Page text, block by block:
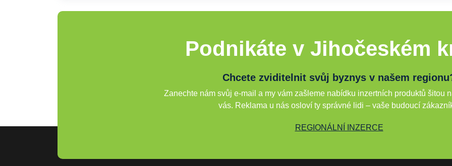
Podnikáte v Jihočeském
Chcete zviditelnit svůj byznys v našem
Zanechte nám svůj e-mail a my vám zašleme nabídku inzertních produktů šitou
vás. Reklama u nás osloví ty správné lidi – vaše budoucí
REGIONÁLNÍ INZERCE